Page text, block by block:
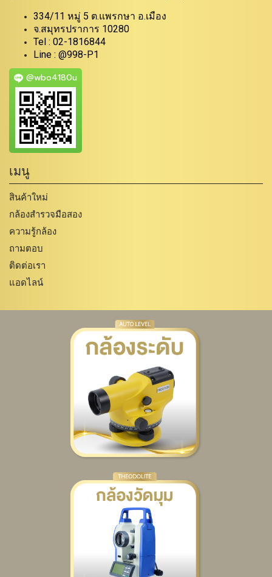
334/11 หมู่ 5 ต.แพรกษา อ.เมือง
จ.สมุทรปราการ 10280
Tel : 02-1816844
Line : @998-P1
@wbo4180u
เมนู
สินค้าใหม่
กล้องสำรวจมือสอง
ความรู้กล้อง
ถามตอบ
ติดต่อเรา
แอดไลน์